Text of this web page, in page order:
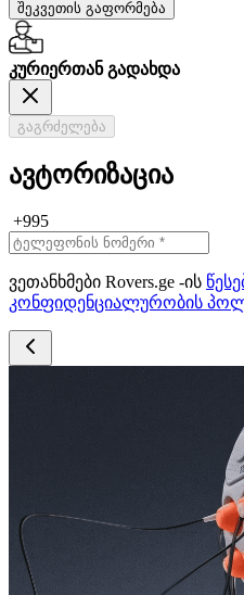
შეკვეთის გაფორმება
კურიერთან გადახდა
გაგრძელება
ავტორიზაცია
+995
ვეთანხმები Rovers.ge -ის
კონფიდენციალურობის